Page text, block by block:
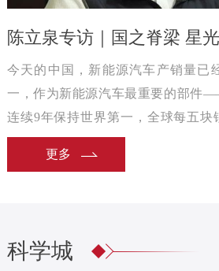
陈立泉专访｜国之脊梁 星
今天的中国，新能源汽车产销量已
一，作为新能源汽车最重要的部件
连续9年保持世界第一，全球每五块
国，中国已经建成全球最大的电动汽
更多
科学城